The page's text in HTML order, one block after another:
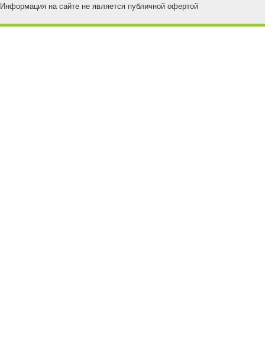
Информация на сайте не является публичной офертой